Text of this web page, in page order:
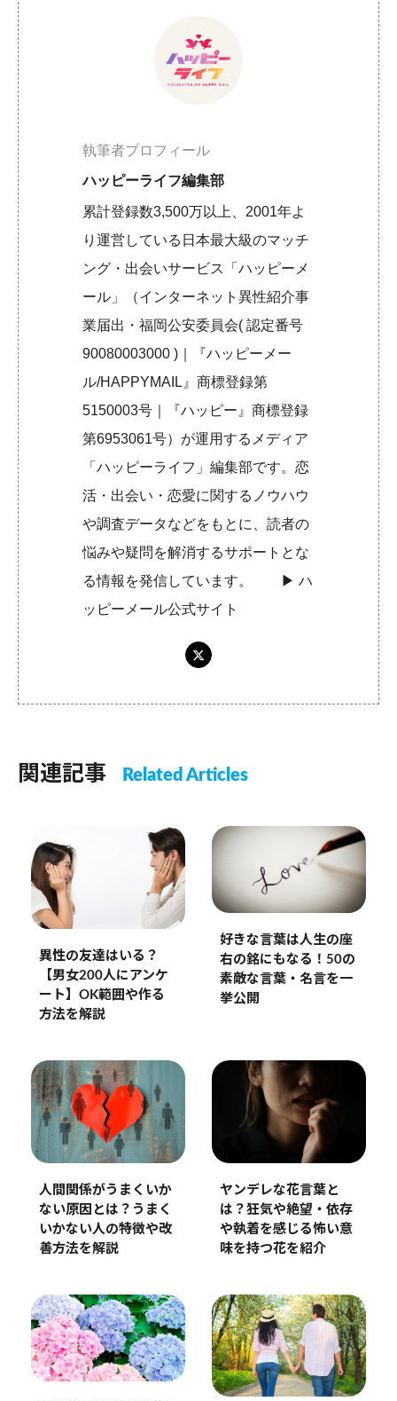
執筆者プロフィール
ハッピーライフ編集部
累計登録数3,500万以上、2001年よ
り運営している日本最大級のマッチ
ング・出会いサービス「ハッピーメ
ール」（インターネット異性紹介事
業届出・福岡公安委員会( 認定番号
90080003000 )｜『ハッピーメー
ル/HAPPYMAIL』商標登録第
5150003号｜『ハッピー』商標登録
第6953061号）が運用するメディア
「ハッピーライフ」編集部です。恋
活・出会い・恋愛に関するノウハウ
や調査データなどをもとに、読者の
悩みや疑問を解消するサポートとな
る情報を発信しています。 ▶︎ハ
ッピーメール公式サイト
関連記事 Related Articles
異性の友達はいる？
【男女200人にアンケ
ート】OK範囲や作る
方法を解説
好きな言葉は人生の座
右の銘にもなる！50の
素敵な言葉・名言を一
挙公開
人間関係がうまくいか
ない原因とは？うまく
いかない人の特徴や改
善方法を解説
ヤンデレな花言葉と
は？狂気や絶望・依存
や執着を感じる怖い意
味を持つ花を紹介